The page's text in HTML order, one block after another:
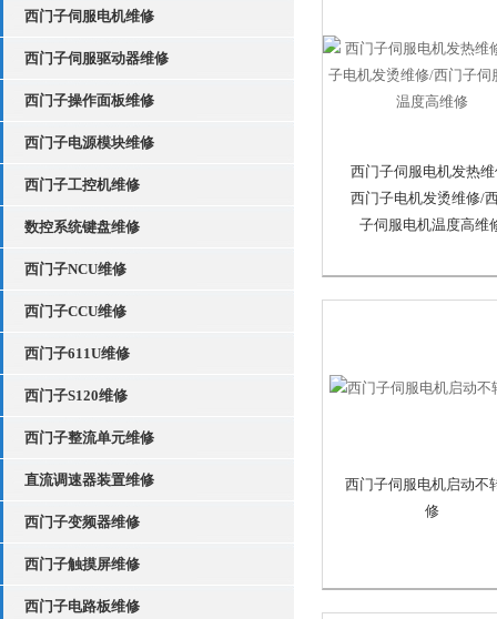
西门子伺服电机维修
西门子伺服驱动器维修
西门子操作面板维修
西门子电源模块维修
西门子工控机维修
数控系统键盘维修
西门子NCU维修
西门子CCU维修
西门子611U维修
西门子S120维修
西门子整流单元维修
直流调速器装置维修
西门子变频器维修
西门子触摸屏维修
西门子电路板维修
西门子伺服电机发热
西门子电机发烫维修/
子伺服电机温度高维
西门子伺服电机启动不
修